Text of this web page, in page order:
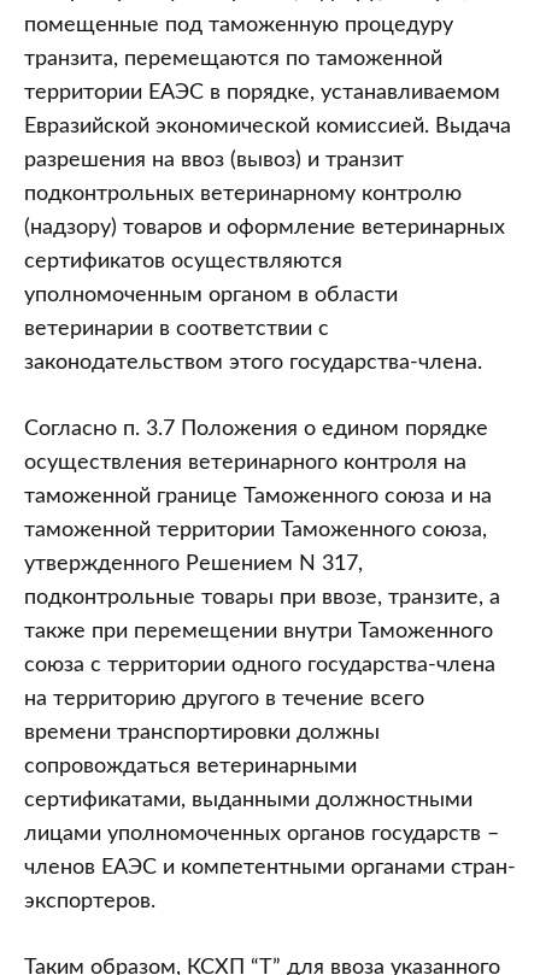
помещенные под таможенную процедуру
транзита, перемещаются по таможенной
территории ЕАЭС в порядке, устанавливаемом
Евразийской экономической комиссией. Выдача
разрешения на ввоз (вывоз) и транзит
подконтрольных ветеринарному контролю
(надзору) товаров и оформление ветеринарных
сертификатов осуществляются
уполномоченным органом в области
ветеринарии в соответствии с
законодательством этого государства-члена.
Согласно п. 3.7 Положения о едином порядке
осуществления ветеринарного контроля на
таможенной границе Таможенного союза и на
таможенной территории Таможенного союза,
утвержденного Решением N 317,
подконтрольные товары при ввозе, транзите, а
также при перемещении внутри Таможенного
союза с территории одного государства-члена
на территорию другого в течение всего
времени транспортировки должны
сопровождаться ветеринарными
сертификатами, выданными должностными
лицами уполномоченных органов государств –
членов ЕАЭС и компетентными органами стран-
экспортеров.
Таким образом, КСХП “Т” для ввоза указанного